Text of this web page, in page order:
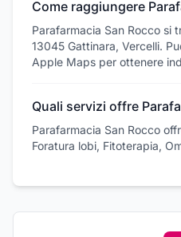
Come raggiungere
Parafarmacia San Rocco si
13045 Gattinara, Vercelli.
Apple Maps per ottenere
Quali servizi offre
Parafarmacia San Rocco
Foratura lobi, Fitoterapia,